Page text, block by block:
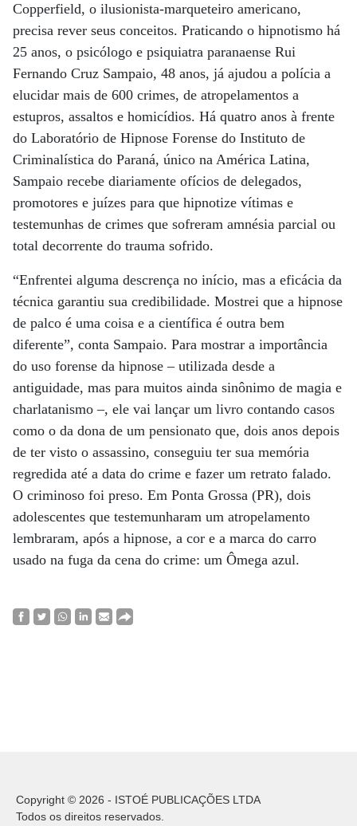
Copperfield, o ilusionista-marqueteiro americano,
precisa rever seus conceitos. Praticando o hipnotismo há
25 anos, o psicólogo e psiquiatra paranaense Rui
Fernando Cruz Sampaio, 48 anos, já ajudou a polícia a
elucidar mais de 600 crimes, de atropelamentos a
estupros, assaltos e homicídios. Há quatro anos à frente
do Laboratório de Hipnose Forense do Instituto de
Criminalística do Paraná, único na América Latina,
Sampaio recebe diariamente ofícios de delegados,
promotores e juízes para que hipnotize vítimas e
testemunhas de crimes que sofreram amnésia parcial ou
total decorrente do trauma sofrido.
“Enfrentei alguma descrença no início, mas a eficácia da
técnica garantiu sua credibilidade. Mostrei que a hipnose
de palco é uma coisa e a científica é outra bem
diferente”, conta Sampaio. Para mostrar a importância
do uso forense da hipnose – utilizada desde a
antiguidade, mas para muitos ainda sinônimo de magia e
charlatanismo –, ele vai lançar um livro contando casos
como o da dona de um pensionato que, dois anos depois
de ter visto o assassino, conseguiu ter sua memória
regredida até a data do crime e fazer um retrato falado.
O criminoso foi preso. Em Ponta Grossa (PR), dois
adolescentes que testemunharam um atropelamento
lembraram, após a hipnose, a cor e a marca do carro
usado na fuga da cena do crime: um Ômega azul.
Copyright © 2026 - ISTOÉ PUBLICAÇÕES LTDA
Todos os direitos reservados.